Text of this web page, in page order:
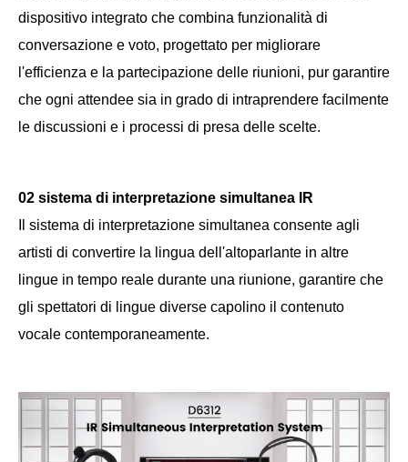
dispositivo integrato che combina funzionalità di
conversazione e voto, progettato per migliorare
l'efficienza e la partecipazione delle riunioni, pur garantire
che ogni attendee sia in grado di intraprendere facilmente
le discussioni e i processi di presa delle scelte.
02 sistema di interpretazione simultanea IR
Il sistema di interpretazione simultanea consente agli
artisti di convertire la lingua dell'altoparlante in altre
lingue in tempo reale durante una riunione, garantire che
gli spettatori di lingue diverse capolino il contenuto
vocale contemporaneamente.